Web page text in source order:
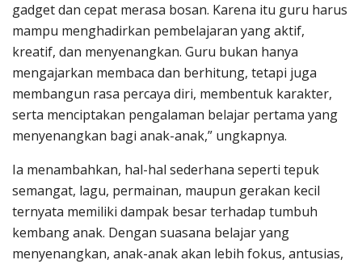
gadget dan cepat merasa bosan. Karena itu guru harus
mampu menghadirkan pembelajaran yang aktif,
kreatif, dan menyenangkan. Guru bukan hanya
mengajarkan membaca dan berhitung, tetapi juga
membangun rasa percaya diri, membentuk karakter,
serta menciptakan pengalaman belajar pertama yang
menyenangkan bagi anak-anak,” ungkapnya.
Ia menambahkan, hal-hal sederhana seperti tepuk
semangat, lagu, permainan, maupun gerakan kecil
ternyata memiliki dampak besar terhadap tumbuh
kembang anak. Dengan suasana belajar yang
menyenangkan, anak-anak akan lebih fokus, antusias,